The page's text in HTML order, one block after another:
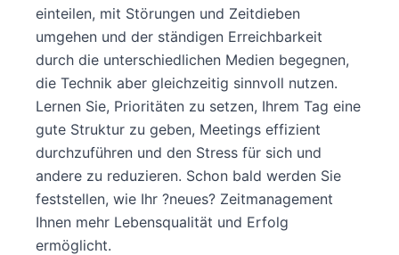
einteilen, mit Störungen und Zeitdieben
umgehen und der ständigen Erreichbarkeit
durch die unterschiedlichen Medien begegnen,
die Technik aber gleichzeitig sinnvoll nutzen.
Lernen Sie, Prioritäten zu setzen, Ihrem Tag eine
gute Struktur zu geben, Meetings effizient
durchzuführen und den Stress für sich und
andere zu reduzieren. Schon bald werden Sie
feststellen, wie Ihr ?neues? Zeitmanagement
Ihnen mehr Lebensqualität und Erfolg
ermöglicht.